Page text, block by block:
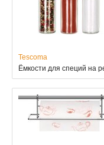
Tescoma
Ёмкости для специй на